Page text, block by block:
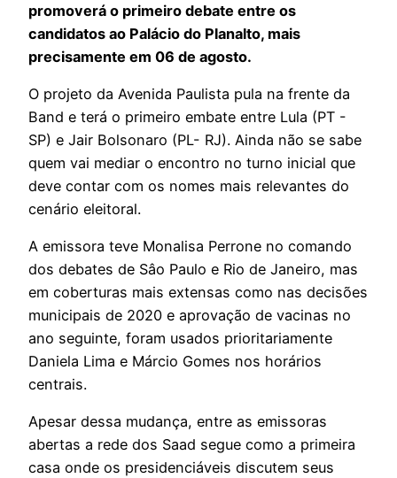
promoverá o primeiro debate entre os
candidatos ao Palácio do Planalto, mais
precisamente em 06 de agosto.
O projeto da Avenida Paulista pula na frente da
Band e terá o primeiro embate entre Lula (PT -
SP) e Jair Bolsonaro (PL- RJ). Ainda não se sabe
quem vai mediar o encontro no turno inicial que
deve contar com os nomes mais relevantes do
cenário eleitoral.
A emissora teve Monalisa Perrone no comando
dos debates de Sâo Paulo e Rio de Janeiro, mas
em coberturas mais extensas como nas decisões
municipais de 2020 e aprovação de vacinas no
ano seguinte, foram usados prioritariamente
Daniela Lima e Márcio Gomes nos horários
centrais.
Apesar dessa mudança, entre as emissoras
abertas a rede dos Saad segue como a primeira
casa onde os presidenciáveis discutem seus